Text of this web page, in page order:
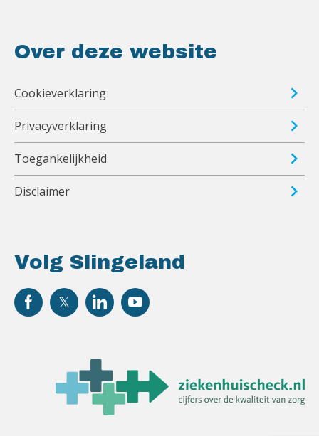
Volg Slingeland
Over deze website
Cookieverklaring
Privacyverklaring
Toegankelijkheid
Disclaimer